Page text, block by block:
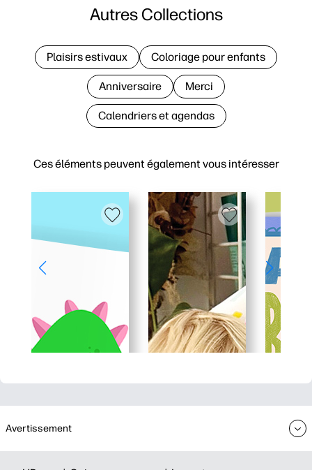
Ces éléments peuvent également vous intéresser
Autres Collections
Plaisirs estivaux Coloriage pour enfants
Anniversaire Merci
Calendriers et agendas
Avertissement